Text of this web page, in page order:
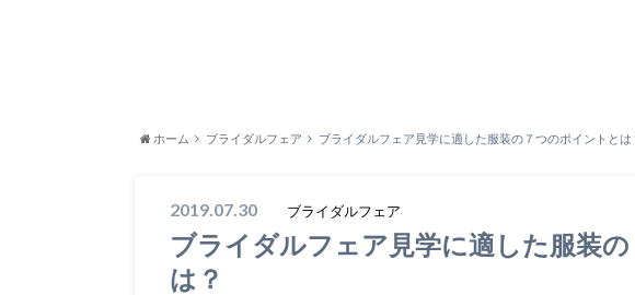
ホーム ブライダルフェア ブライダルフェア見学に適した服装の７つのポイントとは
2019.07.30 ブライダルフェア
ブライダルフェア見学に適した服装
は？